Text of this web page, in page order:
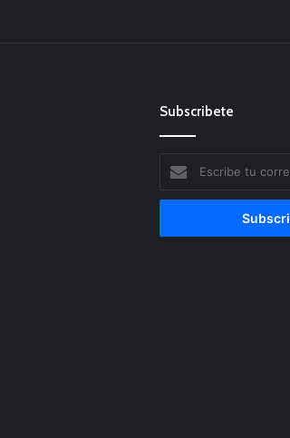
Subscribete
Escribe
tu
correo